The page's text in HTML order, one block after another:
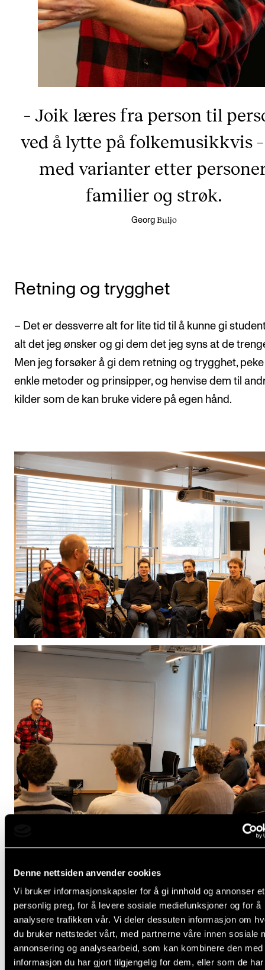
Denne nettsiden anvender cookies
Vi bruker informasjonskapsler for å gi innhold og annonser et
personlig preg, for å levere sosiale mediefunksjoner og for å
analysere trafikken vår. Vi deler dessuten informasjon om
du bruker nettstedet vårt, med partnerne våre innen sosiale
annonsering og analysearbeid, som kan kombinere den med
informasjon du har gjort tilgjengelig for dem, eller som de
– Joik læres fra person til
ved å lytte på folkemusikkvis
med varianter etter
familier og strøk.
Georg Buljo
Retning og trygghet
– Det er dessverre alt for lite tid til å kunne gi
alt det jeg ønsker og gi dem det jeg syns at de
Men jeg forsøker å gi dem retning og trygghet,
enkle metoder og prinsipper, og henvise dem til
kilder som de kan bruke videre på egen hånd.